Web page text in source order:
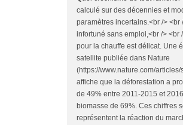
calculé sur des décennies et
paramètres incertains.<br /> <br
infortuné sans emploi,<br /> <br
pour la chauffe est délicat. Une
satellite publiée dans Nature
(https://www.nature.com/
affiche que la déforestation a
de 49% entre 2011-2015 et
biomasse de 69%. Ces chiffres
représentent la réaction du